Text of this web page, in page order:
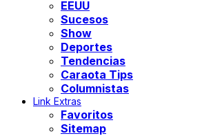
EEUU
Sucesos
Show
Deportes
Tendencias
Caraota Tips
Columnistas
Link Extras
Favoritos
Sitemap